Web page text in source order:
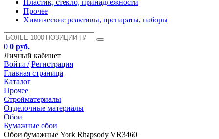
Пластик, стекло, принадлежности
Прочее
Химические реактивы, препараты, наборы
0 0 руб.
Личный кабинет
Войти / Регистрация
Главная страница
Каталог
Прочее
Стройматериалы
Отделочные материалы
Обои
Бумажные обои
Обои бумажные York Rhapsody VR3460